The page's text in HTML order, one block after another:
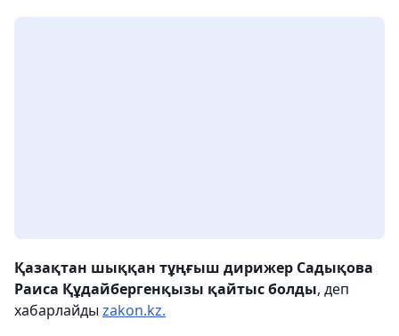
Қазақтан шыққан тұңғыш дирижер Садықова
Раиса Құдайбергенқызы қайтыс болды, деп
хабарлайды zakon.kz.